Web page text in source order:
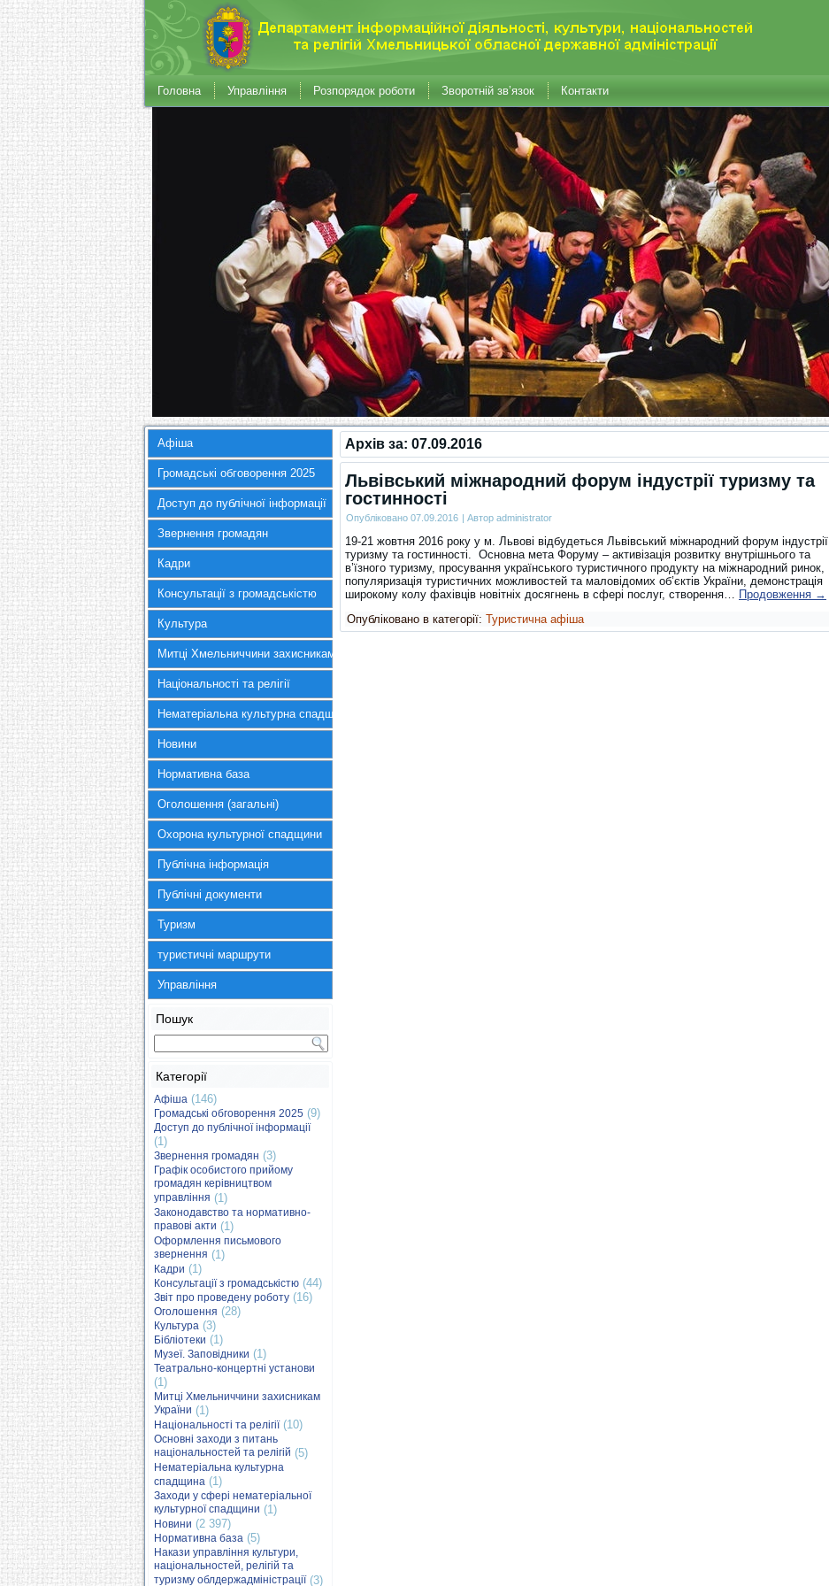
Головна Управління Розпорядок роботи Зворотній зв’язок Контакти
Афіша
Громадські обговорення 2025
Доступ до публічної інформації
Звернення громадян
Кадри
Консультації з громадськістю
Культура
Митці Хмельниччини захисникам України
Національності та релігії
Нематеріальна культурна спадщина
Новини
Нормативна база
Оголошення (загальні)
Охорона культурної спадщини
Публічна інформація
Публічні документи
Туризм
туристичні маршрути
Управління
Пошук
Категорії
Афіша (146)
Громадські обговорення 2025 (9)
Доступ до публічної інформації
(1)
Звернення громадян (3)
Графік особистого прийому
громадян керівництвом
управління (1)
Законодавство та нормативно-
правові акти (1)
Оформлення письмового
звернення (1)
Кадри (1)
Консультації з громадськістю (44)
Звіт про проведену роботу (16)
Оголошення (28)
Культура (3)
Бібліотеки (1)
Музеї. Заповідники (1)
Театрально-концертні установи
(1)
Митці Хмельниччини захисникам
України (1)
Національності та релігії(10)
Основні заходи з питань
національностей та релігій (5)
Нематеріальна культурна
спадщина (1)
Заходи у сфері нематеріальної
культурної спадщини (1)
Новини (2 397)
Нормативна база (5)
Накази управління культури,
національностей, релігій та
туризму облдержадміністрації(3)
Архів за: 07.09.2016
Львівський міжнародний форум індустрії туризму та
гостинності
Опубліковано 07.09.2016 | Автор administrator
19-21 жовтня 2016 року у м. Львові відбудеться Львівський міжнародний форум індустрії
туризму та гостинності. Основна мета Форуму – активізація розвитку внутрішнього та
в’їзного туризму, просування українського туристичного продукту на міжнародний ринок,
популяризація туристичних можливостей та маловідомих об’єктів України, демонстрація
широкому колу фахівців новітніх досягнень в сфері послуг, створення… Продовження →
Опубліковано в категорії: Туристична афіша